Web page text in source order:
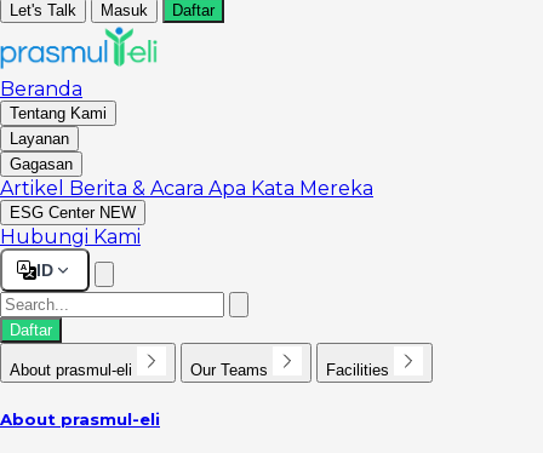
Let's Talk Masuk Daftar
Beranda
Tentang Kami
Layanan
Gagasan
Artikel Berita & Acara Apa Kata Mereka
ESG Center NEW
Hubungi Kami
ID
Daftar
About prasmul-eli Our Teams Facilities
About prasmul-eli